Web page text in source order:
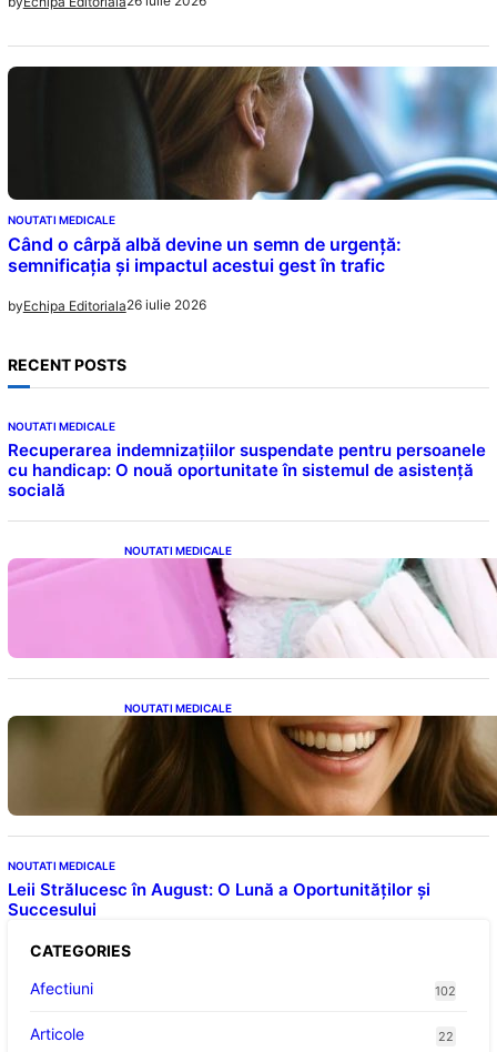
NOUTATI MEDICALE
Când o cârpă albă devine un semn de urgență:
semnificația și impactul acestui gest în trafic
byEchipa Editoriala26 iulie 2026
RECENT POSTS
NOUTATI MEDICALE
Recuperarea indemnizațiilor suspendate pentru persoanele
cu handicap: O nouă oportunitate în sistemul de asistență
socială
NOUTATI MEDICALE
Tampoanele menstruale: O analiză profundă
a riscurilor legate de metale toxice
NOUTATI MEDICALE
Ceaiul – Băutura care protejează inima:
Descoperiri recente despre beneficiile
consumului zilnic
NOUTATI MEDICALE
Leii Strălucesc în August: O Lună a Oportunităților și
Succesului
CATEGORIES
Afectiuni
102
Articole 22